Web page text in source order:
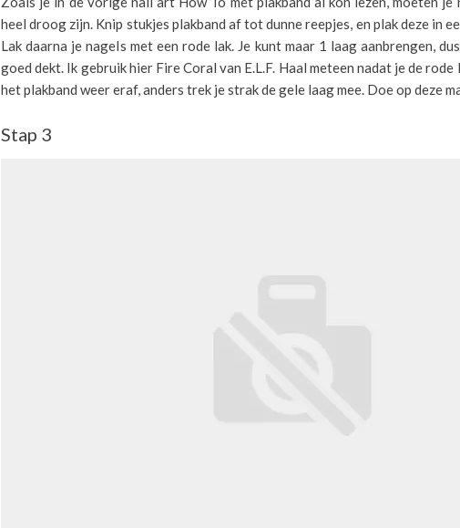
heel droog zijn. Knip stukjes plakband af tot dunne reepjes, en plak deze in
Lak daarna je nagels met een rode lak. Je kunt maar 1 laag aanbrengen,
goed dekt. Ik gebruik hier Fire Coral van E.L.F. Haal meteen nadat je de
het plakband weer eraf, anders trek je strak de gele laag mee. Doe op deze
Stap 3